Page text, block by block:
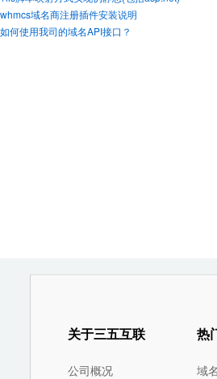
域名商注册插件安装说明
何使用我司的域名API接口？
关于三五互联
公司概况
热
域